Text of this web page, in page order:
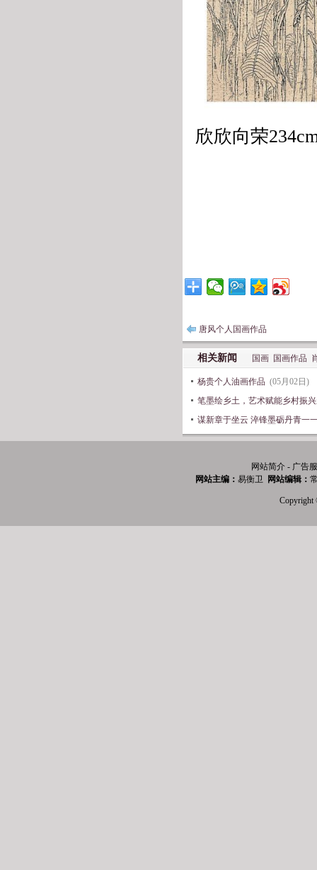
欣欣向荣
唐风个人国画作品
相关新闻 国画 国画作品
杨贵个人油画作品 (05月02日)
笔墨绘乡土，艺术赋能乡村振
谋新章于坐云 淬锋墨砺丹青一
网站简介 - 广告
网站主编： 易衡卫 网站编辑：